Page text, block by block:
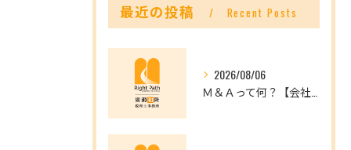
最近の投稿 Recent Posts
2026/08/06